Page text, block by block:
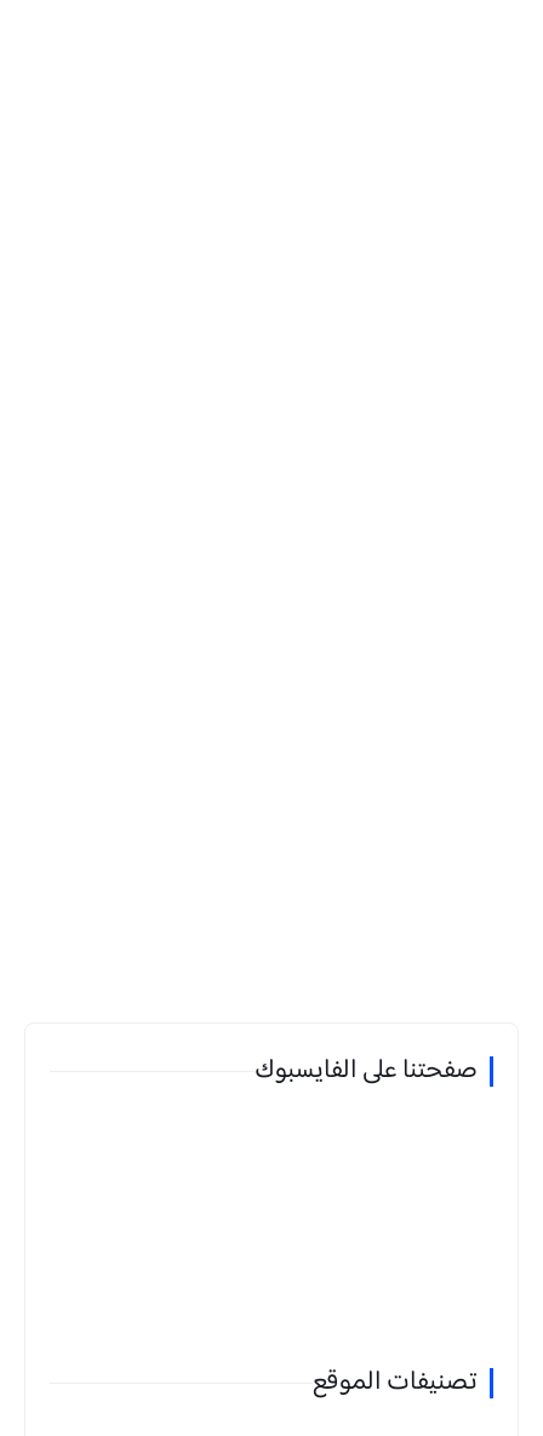
صفحتنا على الفايسبوك
تصنيفات الموقع